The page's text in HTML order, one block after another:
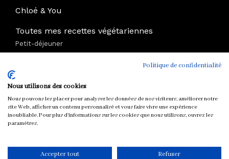
Chloé & You
Toutes mes recettes végétariennes
Petit-déjeuner
Dessert et Goûter
Boisson
Ecologie
Politique de confidentialité
Nous utilisons des cookies
Nous pouvons les placer pour analyser les données de nos visiteurs, améliorer notre
site Web, afficher un contenu personnalisé et vous faire vivre une expérience
inoubliable. Pour plus d'informations sur les cookies que nous utilisons, ouvrez les
paramètres.
Accepter tout Refuser